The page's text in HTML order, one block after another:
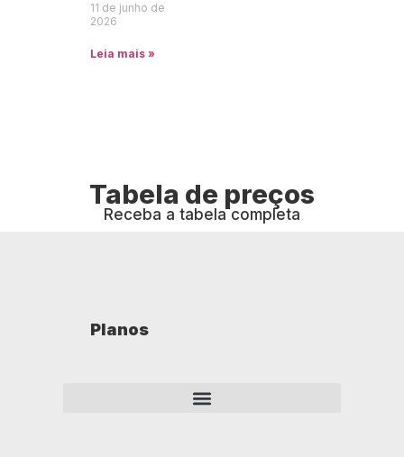
11 de junho de
2026
Leia mais »
Tabela de preços
Receba a tabela completa
Planos